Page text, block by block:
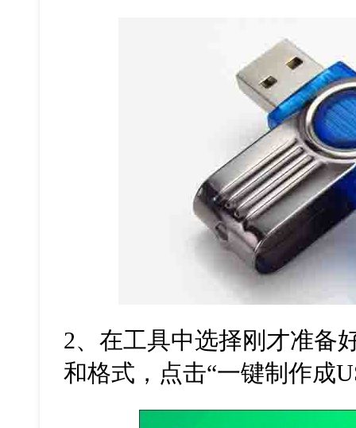
2、在工具中选择刚才准备
和格式，点击“一键制作成